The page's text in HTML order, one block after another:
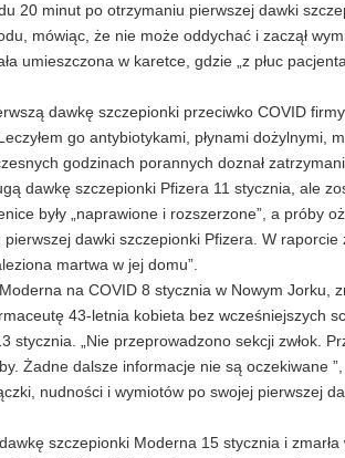
20 minut po otrzymaniu pierwszej dawki
mówiąc, że nie może oddychać i zaczął
umieszczona w karetce, gdzie „z płuc
dawkę szczepionki przeciwko COVID
go antybiotykami, płynami dożylnymi,
godzinach porannych doznał
dawkę szczepionki Pfizera 11 stycznia, ale
były „naprawione i rozszerzone”, a próby
dawki szczepionki Pfizera. W
martwa w jej domu”.
na COVID 8 stycznia w Nowym Jorku,
43-letnia kobieta bez wcześniejszych
„Nie przeprowadzono sekcji zwłok.
Żadne dalsze informacje nie są oczekiwane
nudności i wymiotów po swojej pierwszej
szczepionki Moderna 15 stycznia i